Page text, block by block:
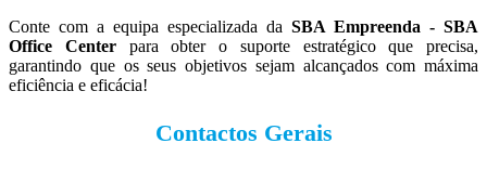
Conte com a equipa especializada da SBA Empreenda - SBA
Office Centerpara obter o suporte estratégico que precisa,
garantindo que os seus objetivos sejam alcançados com máxima
eficiência e eficácia!
Contactos Gerais